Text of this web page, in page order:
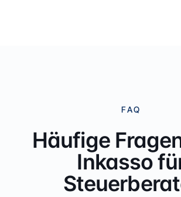
FAQ
Häufige
Inkasso